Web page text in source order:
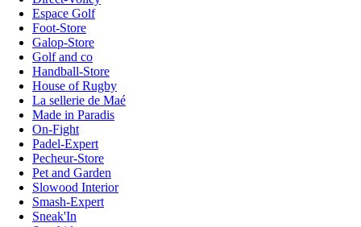
Espace Golf
Foot-Store
Galop-Store
Golf and co
Handball-Store
House of Rugby
La sellerie de Maé
Made in Paradis
On-Fight
Padel-Expert
Pecheur-Store
Pet and Garden
Slowood Interior
Smash-Expert
Sneak'In